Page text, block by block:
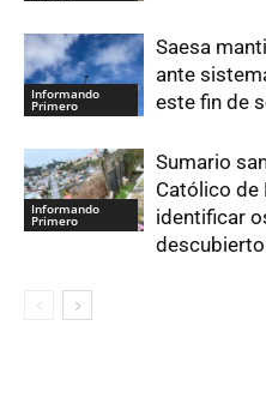
Informando
Primero
Saesa
ante
este fin de
Informando
Primero
Sumario
Católico de
identificar
descubierto